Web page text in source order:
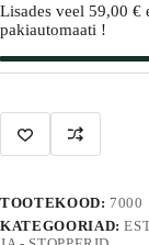
t
e
r
n
t
v
Lisades veel 59,00 €
pakiautomaati !
TOOTEKOOD: 7000
KATEGOORIAD: